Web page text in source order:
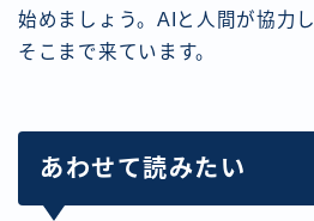
始めましょう。AIと人間が協力
そこまで来ています。
あわせて読みたい